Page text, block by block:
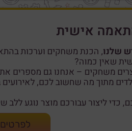
אישית
שלנו, הכנת משחקים וערכות
שאין כמוה?
משחקים – אנחנו גם מספרים
מתוך מה שחשוב לכם,
כדי ליצור עבורכם מוצר נוגע